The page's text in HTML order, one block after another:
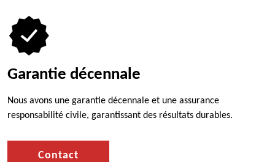
Garantie décennale
Nous avons une garantie décennale et une assurance
responsabilité civile, garantissant des résultats durables.
Contact